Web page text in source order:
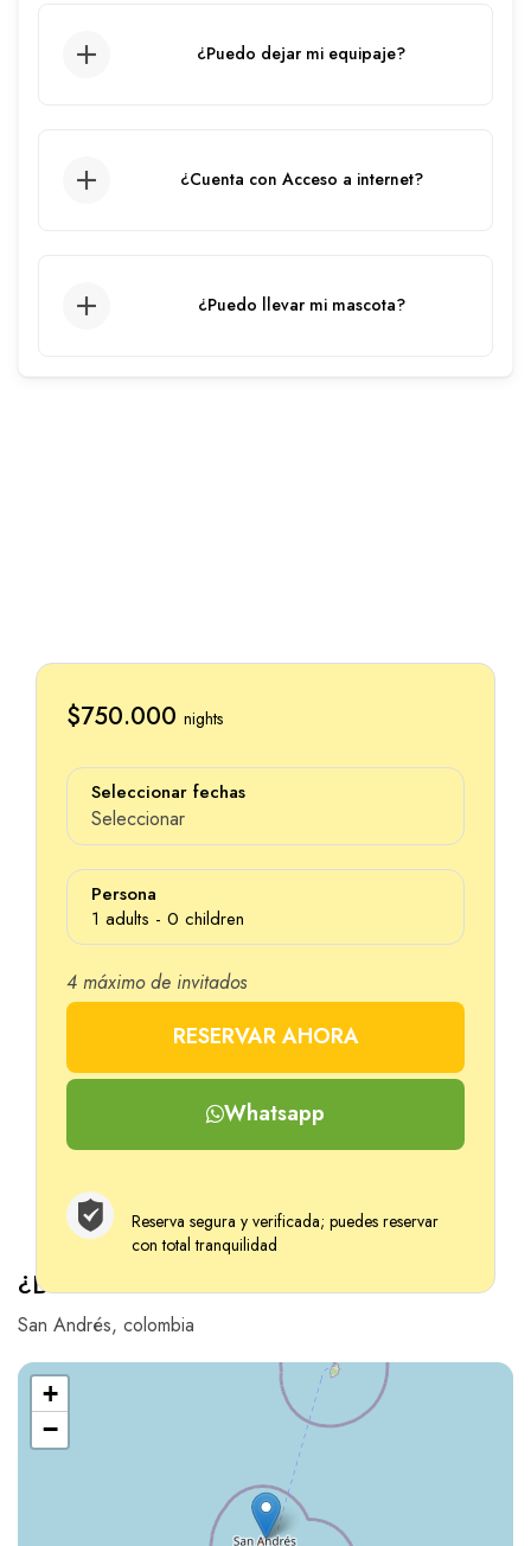
¿Puedo dejar mi equipaje?
de que su vuelo sea después del check
¿Cuenta con Acceso a internet?
¿Puedo llevar mi mascota?
$750.000 nights
Seleccionar fechas
Seleccionar
Persona
1 adults - 0 children
Edad 2-12
4 máximo de invitados
RESERVAR AHORA
Whatsapp
Reserva segura y verificada; puedes reservar
con total tranquilidad
¿Donde estarás?
San Andrés, colombia
+
−